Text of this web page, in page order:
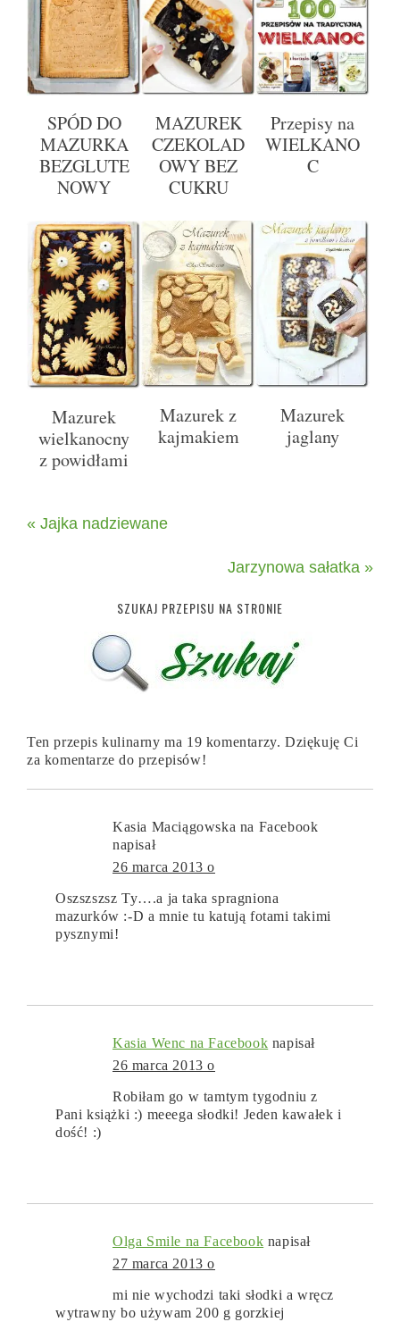
SPÓD DO
MAZURKA
BEZGLUTE
NOWY
MAZUREK
CZEKOLAD
OWY BEZ
CUKRU
Przepisy na
WIELKANO
C
Mazurek
wielkanocny
z powidłami
Mazurek z
kajmakiem
Mazurek
jaglany
« Jajka nadziewane
Jarzynowa sałatka »
SZUKAJ PRZEPISU NA STRONIE
Ten przepis kulinarny ma 19 komentarzy. Dziękuję Ci
za komentarze do przepisów!
Kasia Maciągowska na Facebook
napisał
26 marca 2013 o
Oszszszsz Ty….a ja taka spragniona
mazurków :-D a mnie tu katują fotami takimi
pysznymi!
Kasia Wenc na Facebook napisał
26 marca 2013 o
Robiłam go w tamtym tygodniu z
Pani książki :) meeega słodki! Jeden kawałek i
dość! :)
Olga Smile na Facebook napisał
27 marca 2013 o
mi nie wychodzi taki słodki a wręcz
wytrawny bo używam 200 g gorzkiej